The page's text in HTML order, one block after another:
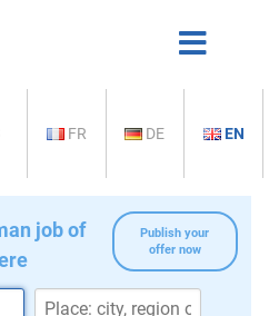
FR DE EN
Publish your
offer now
job of